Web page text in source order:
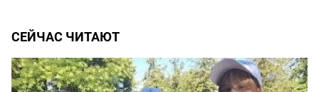
СЕЙЧАС ЧИТАЮТ